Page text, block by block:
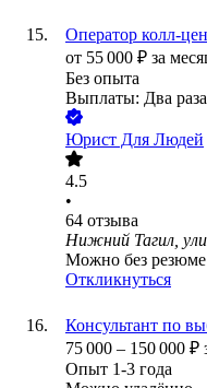
Оператор колл-
от 55 000 ₽ за
Без опыта
Выплаты: Два
Юрист Для Людей
4.5
•
64 отзыва
Нижний Тагил,
Можно без резюме
Откликнуться
Консультант по
75 000 – 150 000 ₽
Опыт 1-3 года